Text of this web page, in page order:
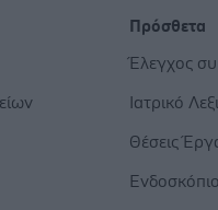
Πρόσθετα
Έλεγχος
Ιατρικό
Θέσεις
Ενδοσκόπιο